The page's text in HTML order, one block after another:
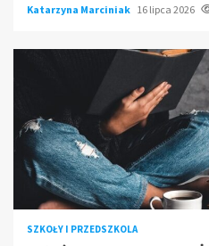
Katarzyna Marciniak 16 lipca 2026
SZKOŁY I PRZEDSZKOLA